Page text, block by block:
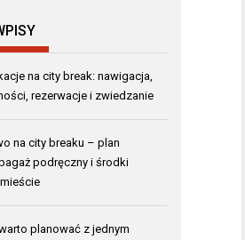
na city break: nawigacja,
rezerwacje i zwiedzanie
na city breaku – plan
podręczny i środki
planować z jednym